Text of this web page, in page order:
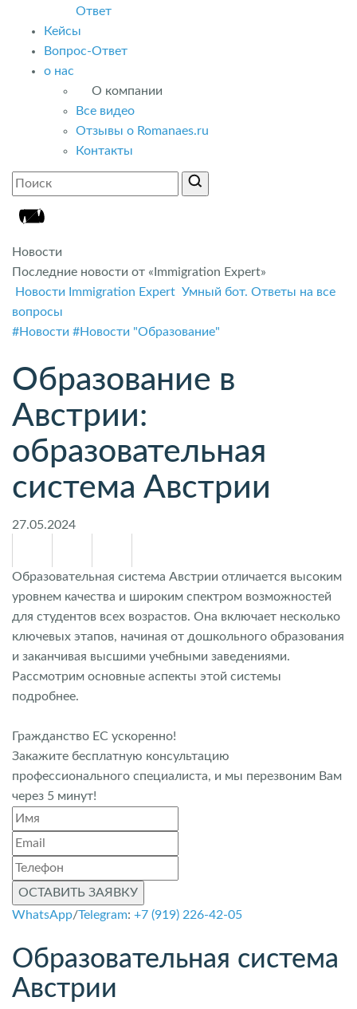
Ответ
Кейсы
Вопрос-Ответ
о нас
О компании
Все видео
Отзывы о Romanaes.ru
Контакты
Новости
Последние новости от «Immigration Expert»
Новости Immigration Expert Умный бот. Ответы на все
вопросы
#Новости #Новости "Образование"
Образование в
Австрии:
образовательная
система Австрии
27.05.2024
Образовательная система Австрии отличается высоким
уровнем качества и широким спектром возможностей
для студентов всех возрастов. Она включает несколько
ключевых этапов, начиная от дошкольного образования
и заканчивая высшими учебными заведениями.
Рассмотрим основные аспекты этой системы
подробнее.
Гражданство ЕС ускоренно!
Закажите бесплатную консультацию
профессионального специалиста, и мы перезвоним Вам
через 5 минут!
ОСТАВИТЬ ЗАЯВКУ
WhatsApp/Telegram: +7 (919) 226-42-05
Образовательная система
Австрии